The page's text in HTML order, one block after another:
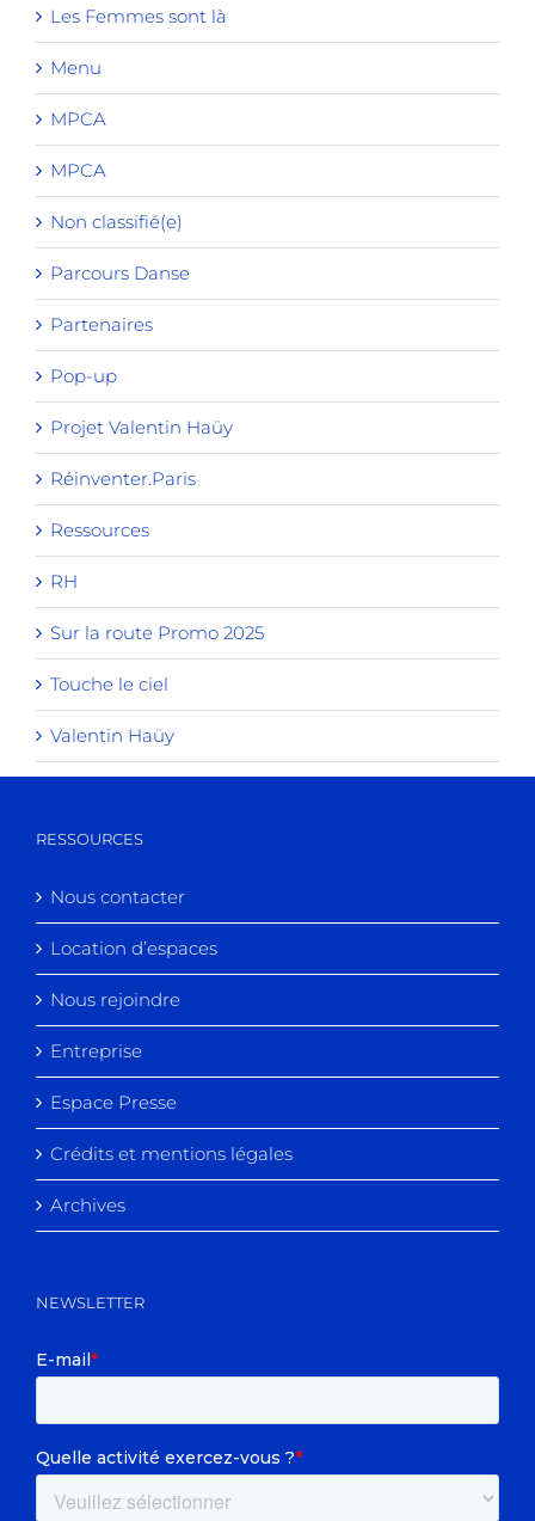
Les Femmes sont là
Menu
MPCA
MPCA
Non classifié(e)
Parcours Danse
Partenaires
Pop-up
Projet Valentin Haüy
Réinventer.Paris
Ressources
RH
Sur la route Promo 2025
Touche le ciel
Valentin Haüy
RESSOURCES
Nous contacter
Location d’espaces
Nous rejoindre
Entreprise
Espace Presse
Crédits et mentions légales
Archives
NEWSLETTER